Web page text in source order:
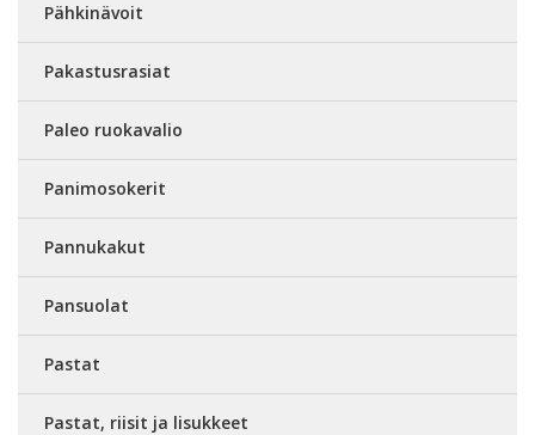
Pähkinävoit
Pakastusrasiat
Paleo ruokavalio
Panimosokerit
Pannukakut
Pansuolat
Pastat
Pastat, riisit ja lisukkeet